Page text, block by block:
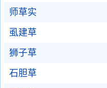
师草实
虱建草
狮子草
石胆草